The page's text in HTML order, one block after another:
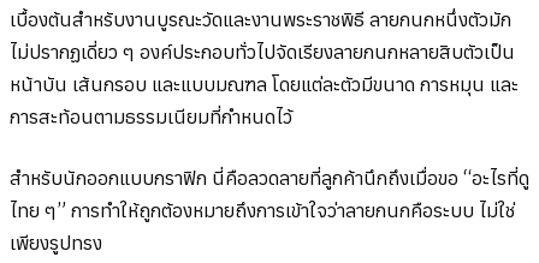
เบื้องต้นสำหรับงานบูรณะวัดและงานพระราชพิธี ลายกนกหนึ่งตัวมัก
ไม่ปรากฏเดี่ยว ๆ องค์ประกอบทั่วไปจัดเรียงลายกนกหลายสิบตัวเป็น
หน้าบัน เส้นกรอบ และแบบมณฑล โดยแต่ละตัวมีขนาด การหมุน และ
การสะท้อนตามธรรมเนียมที่กำหนดไว้
สำหรับนักออกแบบกราฟิก นี่คือลวดลายที่ลูกค้านึกถึงเมื่อขอ “อะไรที่ดู
ไทย ๆ” การทำให้ถูกต้องหมายถึงการเข้าใจว่าลายกนกคือระบบ ไม่ใช่
เพียงรูปทรง